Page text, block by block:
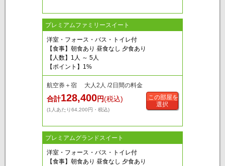
プレミアムファミリースイート
洋室・フォース・バス・トイレ付
【食事】朝食あり 昼食なし 夕食あり
【人数】1人 ～ 5人
【ポイント】1%
航空券＋宿 大人2人 /2日間の料金
合計128,400円(税込)
(1人あたり64,200円・税込)
この部屋を
選択
プレミアムグランドスイート
洋室・フォース・バス・トイレ付
【食事】朝食あり 昼食なし 夕食あり